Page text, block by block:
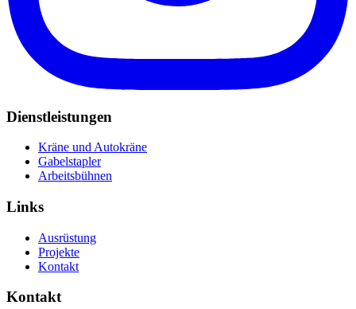
Dienstleistungen
Kräne und Autokräne
Gabelstapler
Arbeitsbühnen
Links
Ausrüstung
Projekte
Kontakt
Kontakt